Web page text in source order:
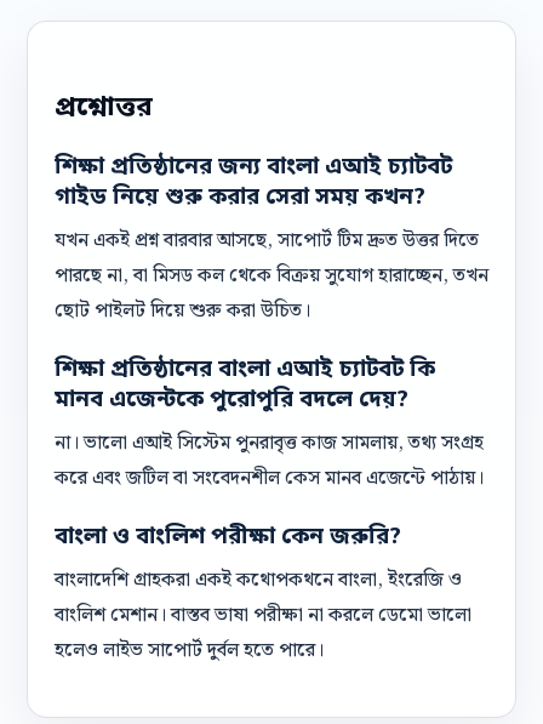
প্রশ্নোত্তর
শিক্ষা প্রতিষ্ঠানের জন্য বাংলা এআই চ্যাটবট
গাইড নিয়ে শুরু করার সেরা সময় কখন?
যখন একই প্রশ্ন বারবার আসছে, সাপোর্ট টিম দ্রুত উত্তর দিতে
পারছে না, বা মিসড কল থেকে বিক্রয় সুযোগ হারাচ্ছেন, তখন
ছোট পাইলট দিয়ে শুরু করা উচিত।
শিক্ষা প্রতিষ্ঠানের বাংলা এআই চ্যাটবট কি
মানব এজেন্টকে পুরোপুরি বদলে দেয়?
না। ভালো এআই সিস্টেম পুনরাবৃত্ত কাজ সামলায়, তথ্য সংগ্রহ
করে এবং জটিল বা সংবেদনশীল কেস মানব এজেন্টে পাঠায়।
বাংলা ও বাংলিশ পরীক্ষা কেন জরুরি?
বাংলাদেশি গ্রাহকরা একই কথোপকথনে বাংলা, ইংরেজি ও
বাংলিশ মেশান। বাস্তব ভাষা পরীক্ষা না করলে ডেমো ভালো
হলেও লাইভ সাপোর্ট দুর্বল হতে পারে।